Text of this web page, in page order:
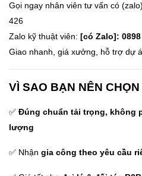
Gọi ngay nhân viên tư vấn có
426
Zalo kỹ thuật viên: [có Zalo]: 0898
Giao nhanh, giá xưởng, hỗ trợ dự
VÌ SAO BẠN NÊN CHỌN
✅ Đúng chuẩn tải trọng, không
lượng
✅ Nhận gia công theo yêu cầu